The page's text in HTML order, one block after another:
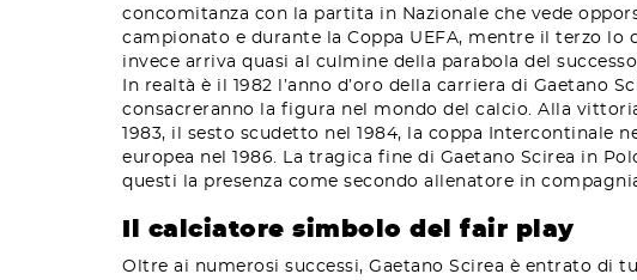
concomitanza con la partita in Nazionale che vede
campionato e durante la Coppa UEFA, mentre il terzo
invece arriva quasi al culmine della parabola del
In realtà è il 1982 l’anno d’oro della carriera di Gaetano
consacreranno la figura nel mondo del calcio. Alla
1983, il sesto scudetto nel 1984, la coppa Intercontinale
europea nel 1986. La tragica fine di Gaetano Scirea in
questi la presenza come secondo allenatore in
Il calciatore simbolo del fair play
Oltre ai numerosi successi, Gaetano Scirea è entrato di